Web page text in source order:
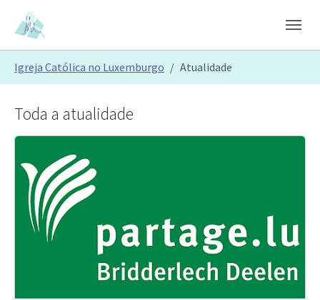
Skip to main content
Skip to page footer
Igreja Católica no Luxemburgo Atualidade
Toda a atualidade